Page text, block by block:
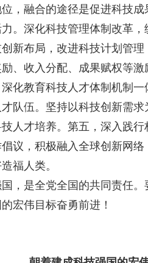
，融合的途径是促进科技
。深化科技管理体制改革
新布局，改进科技计划管
、收入分配、成果赋权等
化教育科技人才体制机制
队伍。坚持以科技创新需
人才培养。第五，深入践
议，积极融入全球创新网
福人类。
是全党全国的共同责任。
宏伟目标奋勇前进！